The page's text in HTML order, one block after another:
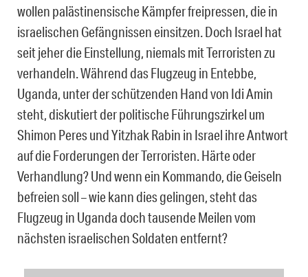
wollen palästinensische Kämpfer freipressen, die in
israelischen Gefängnissen einsitzen. Doch Israel hat
seit jeher die Einstellung, niemals mit Terroristen zu
verhandeln. Während das Flugzeug in Entebbe,
Uganda, unter der schützenden Hand von Idi Amin
steht, diskutiert der politische Führungszirkel um
Shimon Peres und Yitzhak Rabin in Israel ihre Antwort
auf die Forderungen der Terroristen. Härte oder
Verhandlung? Und wenn ein Kommando, die Geiseln
befreien soll – wie kann dies gelingen, steht das
Flugzeug in Uganda doch tausende Meilen vom
nächsten israelischen Soldaten entfernt?